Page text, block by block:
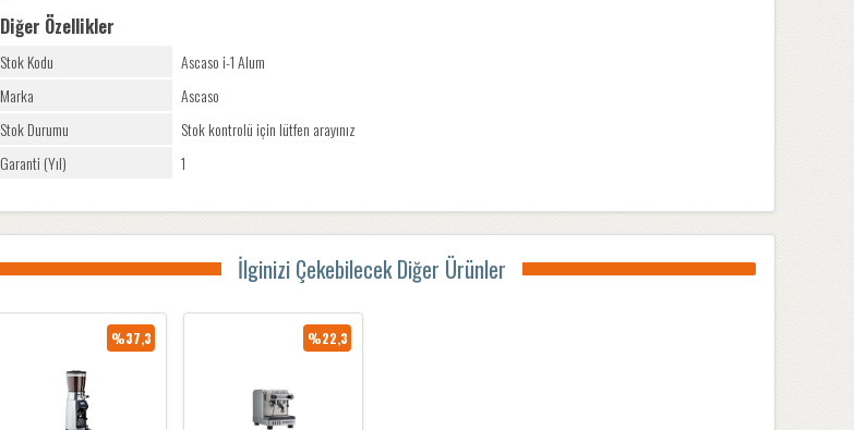
Diğer Özellikler
Stok Kodu
Ascaso i-1 Alum
Marka
Ascaso
Stok Durumu
Stok kontrolü için lütfen arayınız
Garanti (Yıl)
1
İlginizi Çekebilecek Diğer Ürünler
%37,3 %22,3